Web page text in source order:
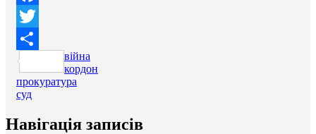
Facebook
Twitter
Поділитися
війна
кордон
прокуратура
суд
Навігація записів